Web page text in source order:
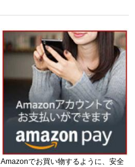
Amazonでお買い物するように、安全